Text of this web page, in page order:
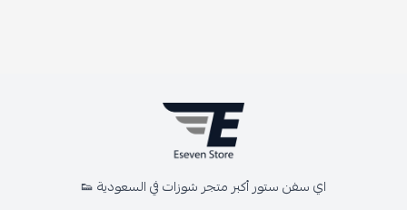
اي سفن ستور أكبر متجر شوزات في السعودية 👟